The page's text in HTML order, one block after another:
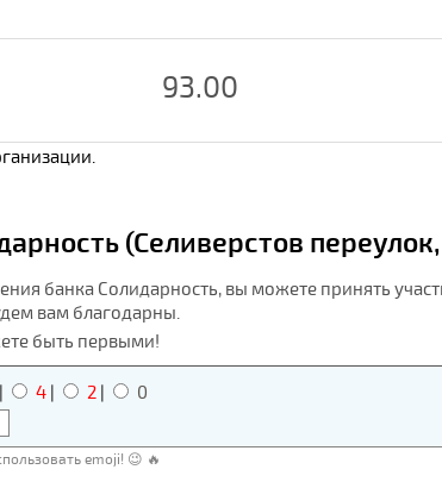
93.00
(Селиверстов переулок,
банка Солидарность, вы можете принять
вам благодарны.
быть первыми!
4 2
0